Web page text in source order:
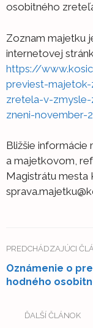
osobitného
Zoznam majetku
internetovej
https://
previest-
zretela-v-
zneni-november-
Bližšie informácie
a majetkovom,
Magistrátu mesta
PREDCHÁDZAJÚCI
Oznámenie o
hodného
ĎALŠÍ ČLÁNOK